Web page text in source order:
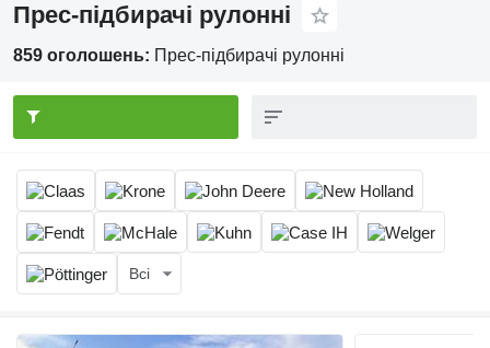
Прес-підбирачі рулонні
859 оголошень: Прес-підбирачі рулонні
Всі